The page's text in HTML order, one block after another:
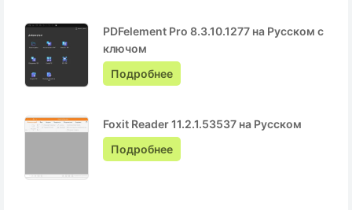
PDFelement Pro 8.3.10.1277 на Русском с
ключом
Подробнее
Foxit Reader 11.2.1.53537 на Русском
Подробнее